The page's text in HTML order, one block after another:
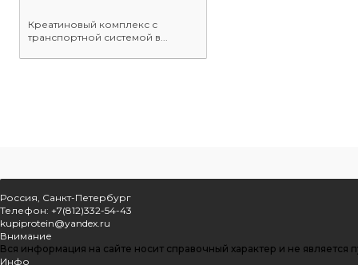
Креатиновый комплекс с
транспортной системой в...
Россия, Санкт-Петербург
Телефон: +7(812)332-54-43
kupiprotein@yandex.ru
Внимание
Вся информация на сайте носит справочный характер и не
Инфо